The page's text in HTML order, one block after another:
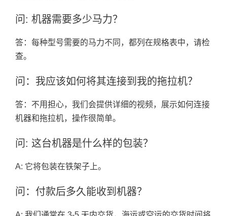
问: 机器需要多少马力？
答：每种型号需要的马力不同，都列在规格表中，请检
查。
问：我应该如何将其连接到我的拖拉机？
答：不用担心，我们会提供详细的视频，展示如何连接
机器和拖拉机，操作很简单。
问: 这台机器是什么样的包装？
A: 它将包装在铁架子上。
问：付款后多久能收到机器？